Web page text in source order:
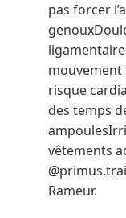
pas forcer
mouvement
risque
des temps
vêtements
Rameur.